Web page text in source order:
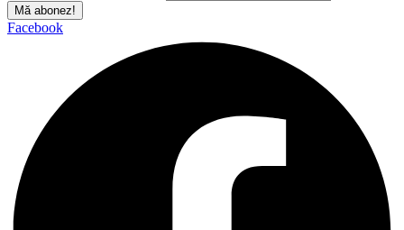
Mă abonez!
Facebook